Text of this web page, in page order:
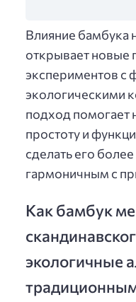
Влияние бамбука
открывает новые
экспериментов с
экологическими
подход помогает
простоту и
сделать его
гармоничным с
Как бамбук
экологичные